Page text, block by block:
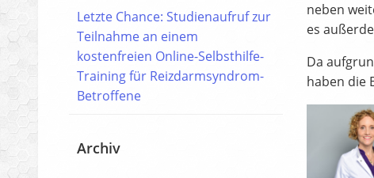
Letzte Chance: Studienaufruf zur
Teilnahme an einem
kostenfreien Online-Selbsthilfe-
Training für Reizdarmsyndrom-
Betroffene
Archiv
neben
es
Da
haben die